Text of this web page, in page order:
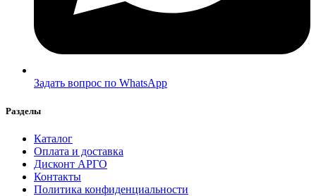
Задать вопрос по WhatsApp
Разделы
Каталог
Оплата и доставка
Дисконт АРГО
Контакты
Политика конфиденциальности